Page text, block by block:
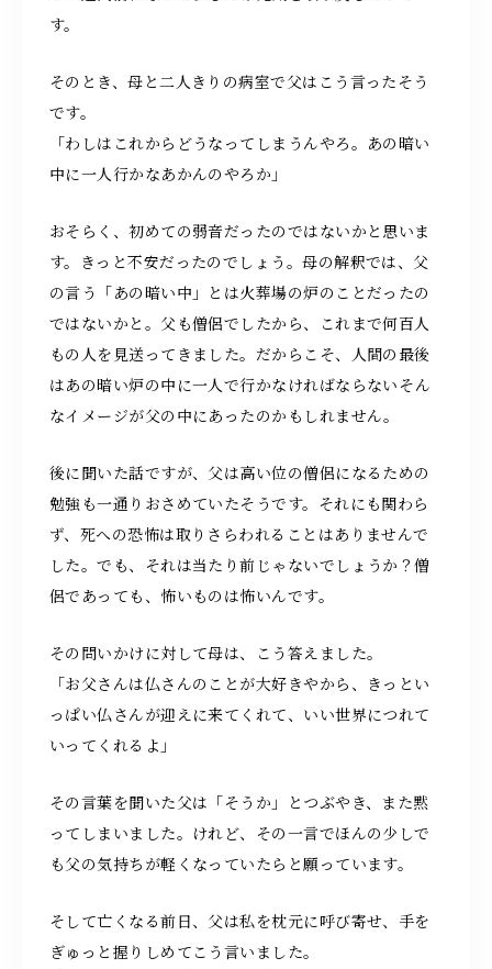
す。
そのとき、母と二人きりの病室で父はこう言ったそう
です。
「わしはこれからどうなってしまうんやろ。あの暗い
中に一人行かなあかんのやろか」
おそらく、初めての弱音だったのではないかと思いま
す。きっと不安だったのでしょう。母の解釈では、父
の言う「あの暗い中」とは火葬場の炉のことだったの
ではないかと。父も僧侶でしたから、これまで何百人
もの人を見送ってきました。だからこそ、人間の最後
はあの暗い炉の中に一人で行かなければならない――そん
なイメージが父の中にあったのかもしれません。
後に聞いた話ですが、父は高い位の僧侶になるための
勉強も一通りおさめていたそうです。それにも関わら
ず、死への恐怖は取りさらわれることはありませんで
した。でも、それは当たり前じゃないでしょうか？僧
侶であっても、怖いものは怖いんです。
その問いかけに対して母は、こう答えました。
「お父さんは仏さんのことが大好きやから、きっとい
っぱい仏さんが迎えに来てくれて、いい世界につれて
いってくれるよ」
その言葉を聞いた父は「そうか」とつぶやき、また黙
ってしまいました。けれど、その一言でほんの少しで
も父の気持ちが軽くなっていたらと願っています。
そして亡くなる前日、父は私を枕元に呼び寄せ、手を
ぎゅっと握りしめてこう言いました。